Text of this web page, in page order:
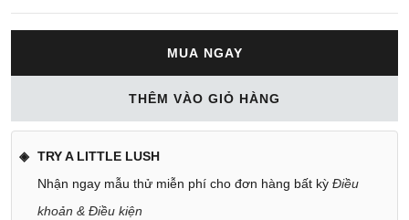
MUA NGAY
THÊM VÀO GIỎ HÀNG
TRY A LITTLE LUSH
Nhận ngay mẫu thử miễn phí cho đơn hàng bất kỳ Điều
khoản & Điều kiện